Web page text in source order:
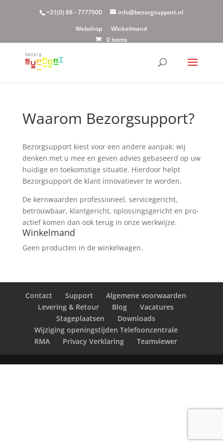
+31(0) 88 - 7777900
info@bezorgsupport.nl
Webshop
Winkelmand
0 items
Waarom Bezorgsupport?
Bezorgsupport kiest voor een andere aanpak: wij
denken met u mee en geven advies gebaseerd op uw
huidige en toekomstige situatie. Hierdoor helpt
Bezorgsupport de klant innovatiever te worden.
De kernwaarden professioneel, servicegericht,
betrouwbaar, klantgericht, oplossingsgericht en pro-
actief komen dan ook terug in onze werkwijze.
Winkelmand
Geen producten in de winkelwagen.
Contact Support
Algemene voorwaarden
Levering & Retour
Blog
Vacatures
Stageplaatsen
Downloads
Wijziging openingstijden Telefooncentrale
RMA
Privacy Verklaring Teamviewer